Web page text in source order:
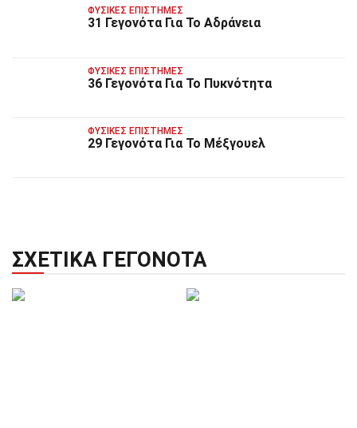
ΦΥΣΙΚΈΣ ΕΠΙΣΤΉΜΕΣ
31 Γεγονότα Για Το Αδράνεια
ΦΥΣΙΚΈΣ ΕΠΙΣΤΉΜΕΣ
36 Γεγονότα Για Το Πυκνότητα
ΦΥΣΙΚΈΣ ΕΠΙΣΤΉΜΕΣ
29 Γεγονότα Για Το Μέξγουελ
ΣΧΕΤΙΚΆ ΓΕΓΟΝΌΤΑ